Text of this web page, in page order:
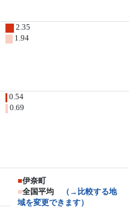
2.35
1.94
0.54
0.69
■伊奈町
■全国平均
（→比較する地
域を変更できます）